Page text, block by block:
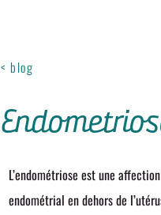
< blog
L’endométriose est une
endométrial en dehors de